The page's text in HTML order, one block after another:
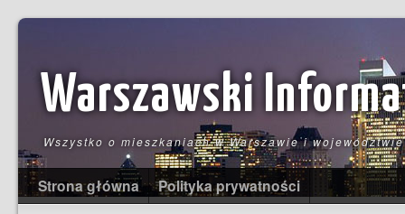
Warszawski
Wszystko o mieszkaniach w Warszawie i
Strona główna Polityka prywatności